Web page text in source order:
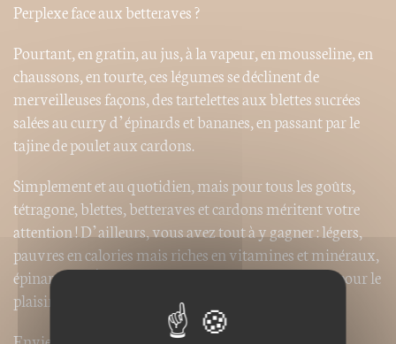
Perplexe face aux betteraves ?
Pourtant, en gratin, au jus, à la vapeur, en mousseline, en
chaussons, en tourte, ces légumes se déclinent de
merveilleuses façons, des tartelettes aux blettes sucrées
salées au curry d’épinards et bananes, en passant par le
tajine de poulet aux cardons.
Simplement et au quotidien, mais pour tous les goûts,
tétragone, blettes, betteraves et cardons méritent votre
attention ! D’ailleurs, vous avez tout à y gagner : légers,
pauvres en calories mais riches en vitamines et minéraux,
épinards et Cieont leur place obligée sur nos tables, pour le
plaisir et la santé.